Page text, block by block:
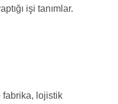
işi tanımlar.
fabrika, lojistik